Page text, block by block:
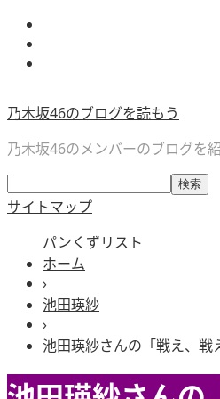
乃木坂46のブログを読もう
乃木坂46のメンバーのブログを
サイトマップ
パンくずリスト
ホーム
›
池田瑛紗
›
池田瑛紗さんの「戦え、戦